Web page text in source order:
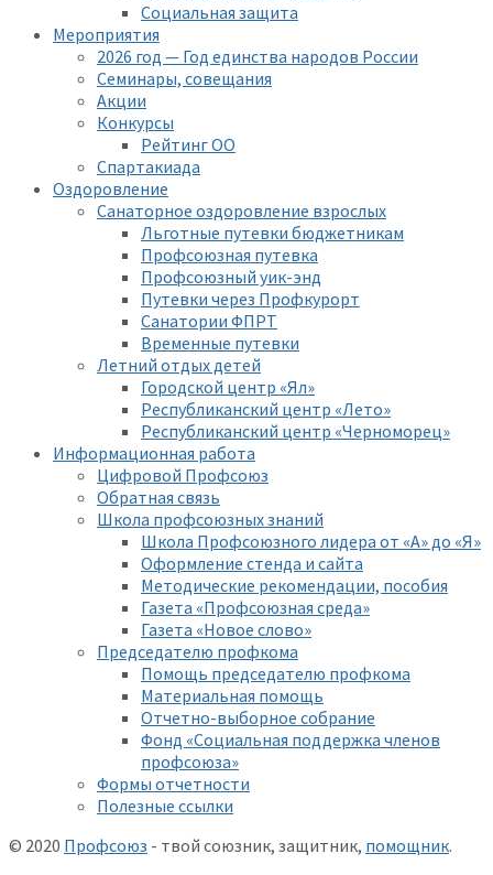
Социальная защита
Мероприятия
2026 год — Год единства народов России
Семинары, совещания
Акции
Конкурсы
Рейтинг ОО
Спартакиада
Оздоровление
Санаторное оздоровление взрослых
Льготные путевки бюджетникам
Профсоюзная путевка
Профсоюзный уик-энд
Путевки через Профкурорт
Санатории ФПРТ
Временные путевки
Летний отдых детей
Городской центр «Ял»
Республиканский центр «Лето»
Республиканский центр «Черноморец»
Информационная работа
Цифровой Профсоюз
Обратная связь
Школа профсоюзных знаний
Школа Профсоюзного лидера от «А» до «Я»
Оформление стенда и сайта
Методические рекомендации, пособия
Газета «Профсоюзная среда»
Газета «Новое слово»
Председателю профкома
Помощь председателю профкома
Материальная помощь
Отчетно-выборное собрание
Фонд «Социальная поддержка членов
профсоюза»
Формы отчетности
Полезные ссылки
© 2020 Профсоюз - твой союзник, защитник, помощник.